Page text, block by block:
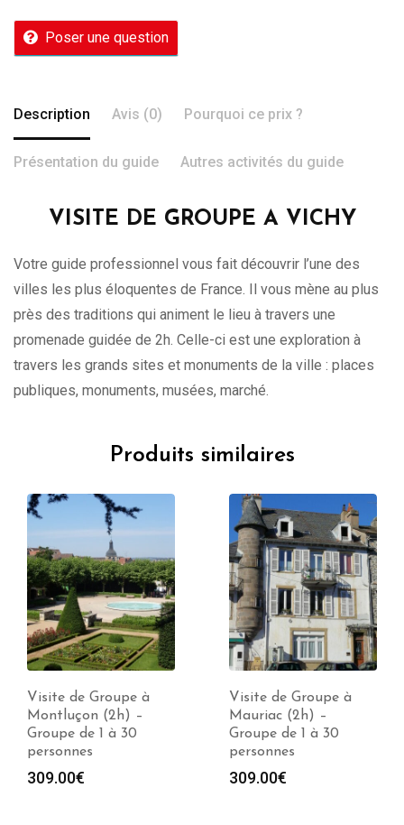
Poser une question
Description Avis (0) Pourquoi ce prix ?
Présentation du guide Autres activités du guide
VISITE DE GROUPE A VICHY
Votre guide professionnel vous fait découvrir l’une des
villes les plus éloquentes de France. Il vous mène au plus
près des traditions qui animent le lieu à travers une
promenade guidée de 2h. Celle-ci est une exploration à
travers les grands sites et monuments de la ville : places
publiques, monuments, musées, marché.
Produits similaires
Visite de Groupe à
Montluçon (2h) –
Groupe de 1 à 30
personnes
309.00€
Visite de Groupe à
Mauriac (2h) –
Groupe de 1 à 30
personnes
309.00€